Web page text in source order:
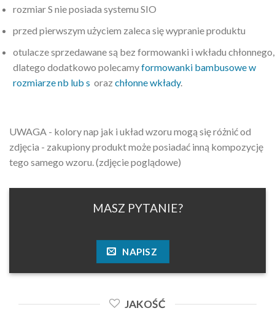
rozmiar S nie posiada systemu SIO
przed pierwszym użyciem zaleca się wypranie produktu
otulacze sprzedawane są bez formowanki i wkładu chłonnego,
dlatego dodatkowo polecamyformowanki bambusowe w
rozmiarze nb lub s oraz chłonne wkłady.
UWAGA - kolory nap jak i układ wzoru mogą się różnić od
zdjęcia - zakupiony produkt może posiadać inną kompozycję
tego samego wzoru. (zdjęcie poglądowe)
MASZ PYTANIE?
NAPISZ
JAKOŚĆ